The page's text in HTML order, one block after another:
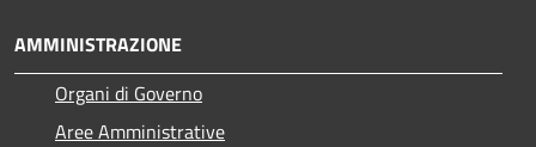
AMMINISTRAZIONE
Organi di Governo
Aree Amministrative